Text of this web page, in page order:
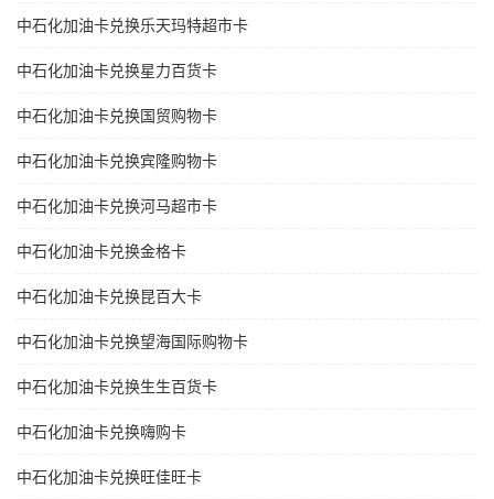
中石化加油卡兑换乐天玛特超市卡
中石化加油卡兑换星力百货卡
中石化加油卡兑换国贸购物卡
中石化加油卡兑换宾隆购物卡
中石化加油卡兑换河马超市卡
中石化加油卡兑换金格卡
中石化加油卡兑换昆百大卡
中石化加油卡兑换望海国际购物卡
中石化加油卡兑换生生百货卡
中石化加油卡兑换嗨购卡
中石化加油卡兑换旺佳旺卡